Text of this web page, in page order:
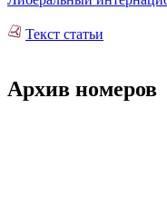
Текст статьи
Архив номеров